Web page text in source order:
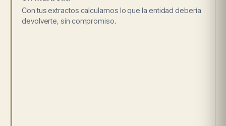
Con tus extractos calculamos lo que la entidad debería
devolverte, sin compromiso.